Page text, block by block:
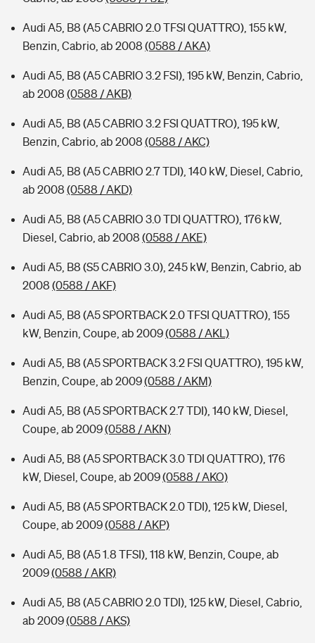
Audi A5, B8 (A5 CABRIO 2.0 TFSI QUATTRO), 155 kW,
Benzin, Cabrio, ab 2008 (0588 / AKA)
Audi A5, B8 (A5 CABRIO 3.2 FSI), 195 kW, Benzin, Cabrio,
ab 2008 (0588 / AKB)
Audi A5, B8 (A5 CABRIO 3.2 FSI QUATTRO), 195 kW,
Benzin, Cabrio, ab 2008 (0588 / AKC)
Audi A5, B8 (A5 CABRIO 2.7 TDI), 140 kW, Diesel, Cabrio,
ab 2008 (0588 / AKD)
Audi A5, B8 (A5 CABRIO 3.0 TDI QUATTRO), 176 kW,
Diesel, Cabrio, ab 2008 (0588 / AKE)
Audi A5, B8 (S5 CABRIO 3.0), 245 kW, Benzin, Cabrio, ab
2008 (0588 / AKF)
Audi A5, B8 (A5 SPORTBACK 2.0 TFSI QUATTRO), 155
kW, Benzin, Coupe, ab 2009(0588 / AKL)
Audi A5, B8 (A5 SPORTBACK 3.2 FSI QUATTRO), 195 kW,
Benzin, Coupe, ab 2009(0588 / AKM)
Audi A5, B8 (A5 SPORTBACK 2.7 TDI), 140 kW, Diesel,
Coupe, ab 2009(0588 / AKN)
Audi A5, B8 (A5 SPORTBACK 3.0 TDI QUATTRO), 176
kW, Diesel, Coupe, ab 2009(0588 / AKO)
Audi A5, B8 (A5 SPORTBACK 2.0 TDI), 125 kW, Diesel,
Coupe, ab 2009(0588 / AKP)
Audi A5, B8 (A5 1.8 TFSI), 118 kW, Benzin, Coupe, ab
2009(0588 / AKR)
Audi A5, B8 (A5 CABRIO 2.0 TDI), 125 kW, Diesel, Cabrio,
ab 2009(0588 / AKS)